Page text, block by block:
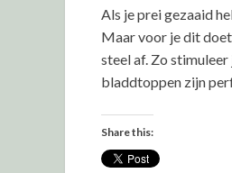
Als je prei gezaaid
Maar voor je dit
steel af. Zo
bladdtoppen zijn
Share this: